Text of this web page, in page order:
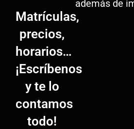
Matrículas,
precios,
horarios…
¡Escríbenos
y te lo
contamos
todo!
además de